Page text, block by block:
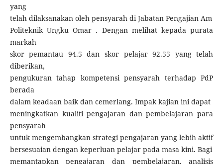
yang
telah dilaksanakan oleh pensyarah di Jabatan Pengajian Am
Politeknik Ungku Omar . Dengan melihat kepada purata
markah
skor pemantau 94.5 dan skor pelajar 92.55 yang telah
diberikan,
pengukuran tahap kompetensi pensyarah terhadap PdP
berada
dalam keadaan baik dan cemerlang. Impak kajian ini dapat
meningkatkan kualiti pengajaran dan pembelajaran para
pensyarah
untuk mengembangkan strategi pengajaran yang lebih aktif
bersesuaian dengan keperluan pelajar pada masa kini. Bagi
memantapkan pengajaran dan pembelajaran, analisis